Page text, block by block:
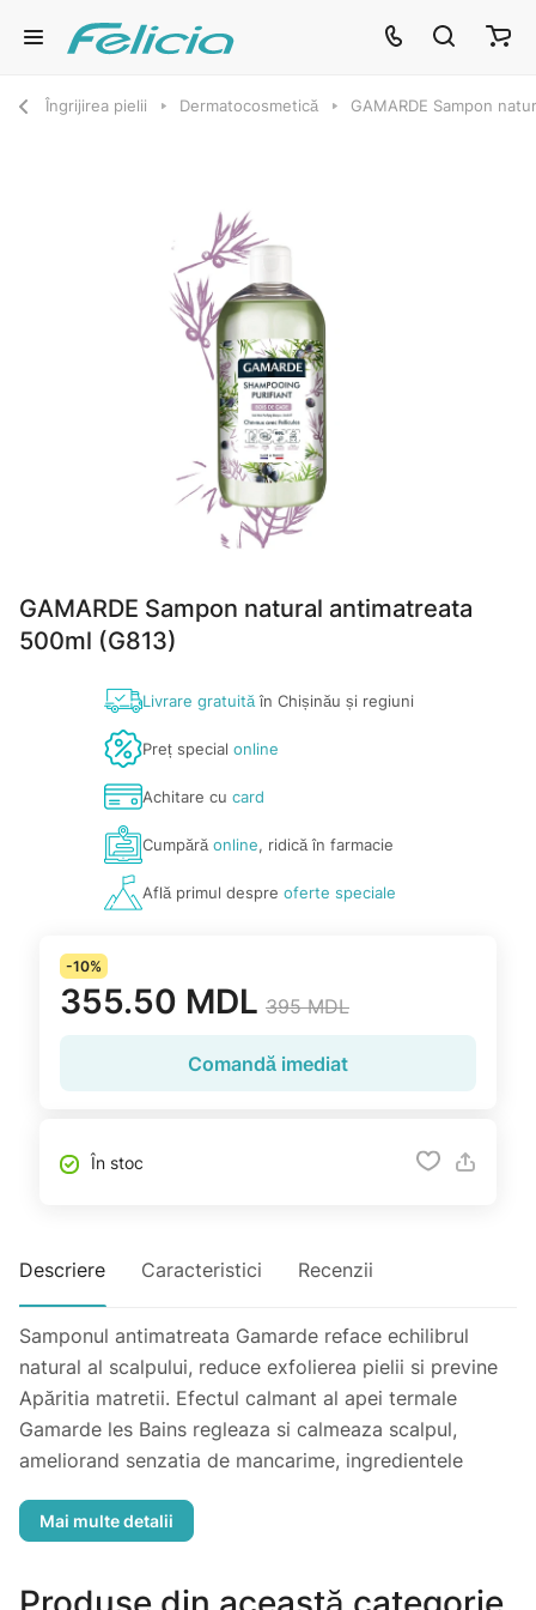
Îngrijirea pielii Dermatocosmetică GAMARDE Sampon
GAMARDE Sampon natural antimatreata
500ml (G813)
Livrare gratuităîn Chișinău și regiuni
Preț special online
Achitare cu card
Cumpărăonline, ridică în farmacie
Află primul despre oferte speciale
-10%
355.50 MDL 395 MDL
Comandă imediat
În stoc
Descriere Caracteristici Recenzii
Samponul antimatreata Gamarde reface echilibrul
natural al scalpului, reduce exfolierea pielii si previne
Apăritia matretii. Efectul calmant al apei termale
Gamarde les Bains regleaza si calmeaza scalpul,
ameliorand senzatia de mancarime, ingredientele
relaxeaza scalpul.Utilizare:
Clatiti cu Apă din abundenta.